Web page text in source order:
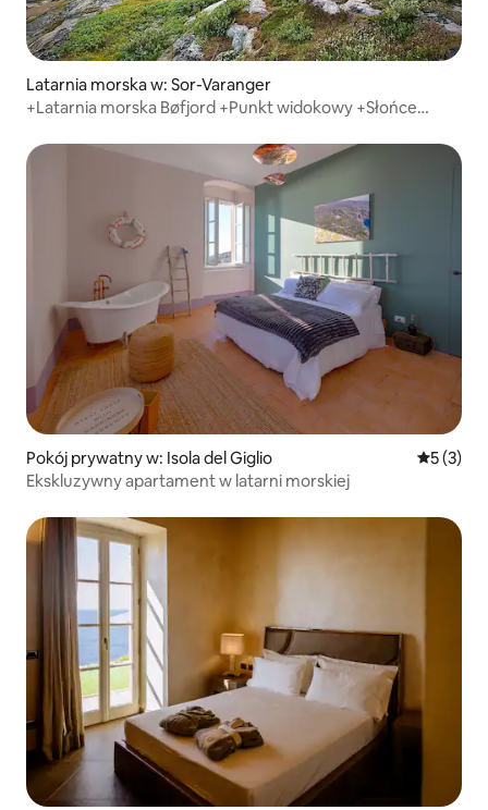
Latarnia morska w: Sor-Varanger
+Latarnia morska Bøfjord +Punkt widokowy +Słońce
Pokój prywatny w: Isola del Giglio Średnia
5 (3)
Ekskluzywny apartament w latarni morskiej